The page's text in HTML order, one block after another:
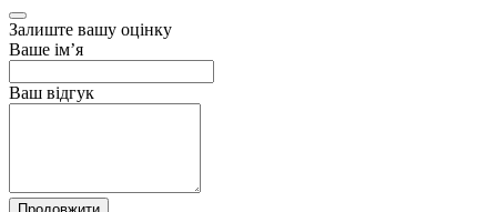
Залиште вашу оцінку
Ваше ім’я
Ваш відгук